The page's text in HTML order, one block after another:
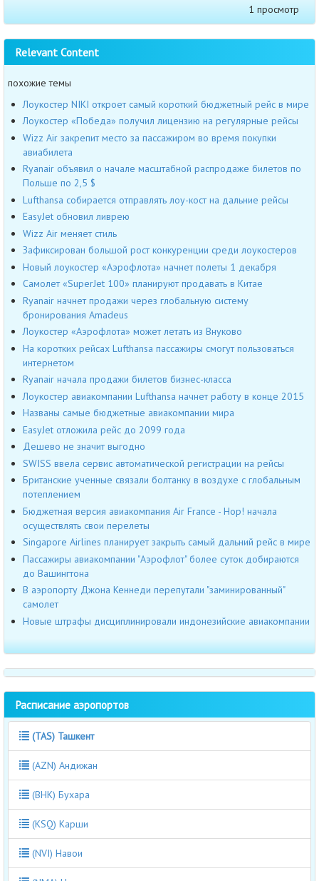
1 просмотр
Relevant Content
похожие темы
Лоукостер NIKI откроет самый короткий бюджетный рейс в мире
Лоукостер «Победа» получил лицензию на регулярные рейсы
Wizz Air закрепит место за пассажиром во время покупки
авиабилета
Ryanair объявил о начале масштабной распродаже билетов по
Польше по 2,5 $
Lufthansa собирается отправлять лоу-кост на дальние рейсы
EasyJet обновил ливрею
Wizz Air меняет стиль
Зафиксирован большой рост конкуренции среди лоукостеров
Новый лоукостер «Аэрофлота» начнет полеты 1 декабря
Самолет «SuperJet 100» планируют продавать в Китае
Ryanair начнет продажи через глобальную систему
бронирования Amadeus
Лоукостер «Аэрофлота» может летать из Внуково
На коротких рейсах Lufthansa пассажиры смогут пользоваться
интернетом
Ryanair начала продажи билетов бизнес-класса
Лоукостер авиакомпании Lufthansa начнет работу в конце 2015
Названы самые бюджетные авиакомпании мира
EasyJet отложила рейс до 2099 года
Дешево не значит выгодно
SWISS ввела сервис автоматической регистрации на рейсы
Британские ученные связали болтанку в воздухе с глобальным
потеплением
Бюджетная версия авиакомпания Air France - Hop! начала
осуществлять свои перелеты
Singapore Airlines планирует закрыть самый дальний рейс в мире
Пассажиры авиакомпании "Аэрофлот" более суток добираются
до Вашингтона
В аэропорту Джона Кеннеди перепутали "заминированный"
самолет
Новые штрафы дисциплинировали индонезийские авиакомпании
Расписание аэропортов
(TAS) Ташкент
(AZN) Андижан
(BHK) Бухара
(KSQ) Карши
(NVI) Навои